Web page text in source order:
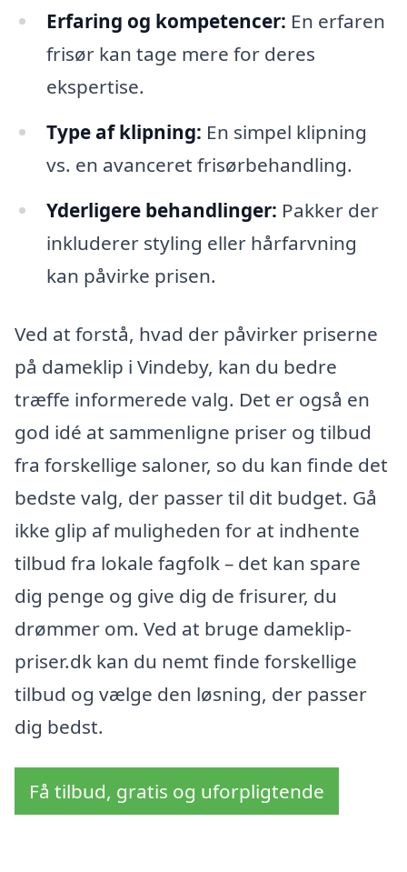
Erfaring og kompetencer: En erfaren
frisør kan tage mere for deres
ekspertise.
Type af klipning: En simpel klipning
vs. en avanceret frisørbehandling.
Yderligere behandlinger: Pakker der
inkluderer styling eller hårfarvning
kan påvirke prisen.
Ved at forstå, hvad der påvirker priserne
på dameklip i Vindeby, kan du bedre
træffe informerede valg. Det er også en
god idé at sammenligne priser og tilbud
fra forskellige saloner, so du kan finde det
bedste valg, der passer til dit budget. Gå
ikke glip af muligheden for at indhente
tilbud fra lokale fagfolk – det kan spare
dig penge og give dig de frisurer, du
drømmer om. Ved at bruge dameklip-
priser.dk kan du nemt finde forskellige
tilbud og vælge den løsning, der passer
dig bedst.
Få tilbud, gratis og uforpligtende